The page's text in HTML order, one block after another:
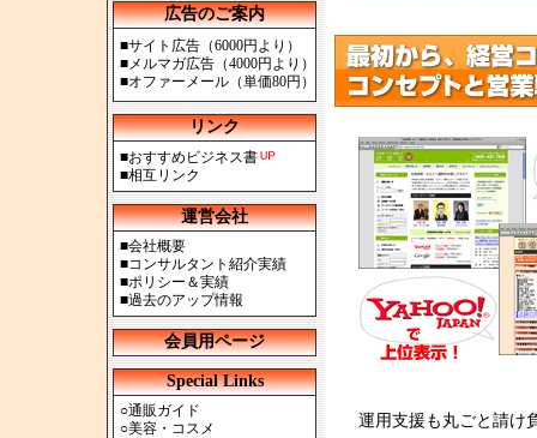
広告のご案内
■サイト広告（6000円より）
■メルマガ広告（4000円より）
■オファーメール（単価80円）
リンク
■おすすめビジネス書
■相互リンク
運営会社
■会社概要
■コンサルタント紹介実績
■ポリシー＆実績
■過去のアップ情報
会員用ページ
Special Links
○通販ガイド
○美容・コスメ 運用支援も丸ごと請け